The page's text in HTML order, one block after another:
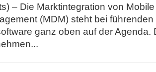
– Die Marktintegration von
(MDM) steht bei
ganz oben auf der Agenda.